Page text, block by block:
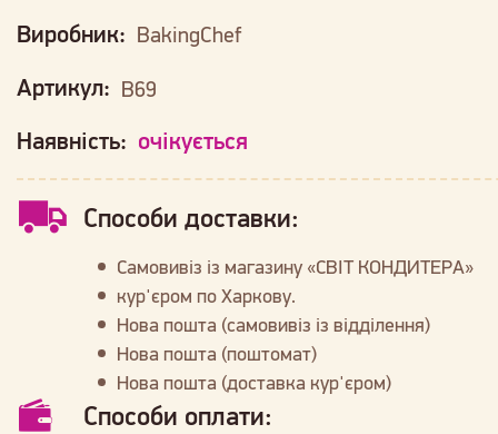
Виробник: BakingChef
Артикул: B69
Наявність: очікується
Способи доставки:
Самовивіз із магазину «СВІТ КОНДИТЕРА»
кур'єром по Харкову.
Нова пошта (самовивіз із відділення)
Нова пошта (поштомат)
Нова пошта (доставка кур'єром)
Способи оплати: